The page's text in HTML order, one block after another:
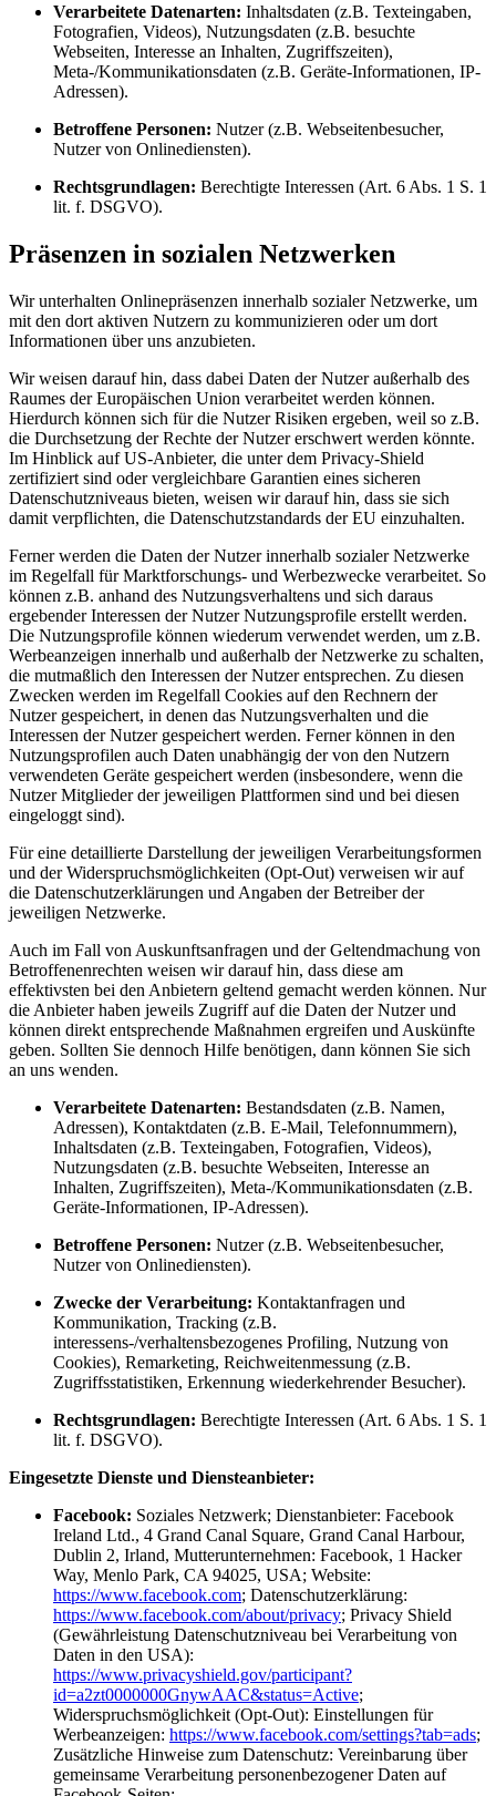
Verarbeitete Datenarten: Inhaltsdaten (z.B. Texteingaben,
Fotografien, Videos), Nutzungsdaten (z.B. besuchte
Webseiten, Interesse an Inhalten, Zugriffszeiten),
Meta-/Kommunikationsdaten (z.B. Geräte-Informationen, IP-
Adressen).
Betroffene Personen: Nutzer (z.B. Webseitenbesucher,
Nutzer von Onlinediensten).
Rechtsgrundlagen: Berechtigte Interessen (Art. 6 Abs. 1 S. 1
lit. f. DSGVO).
Präsenzen in sozialen Netzwerken
Wir unterhalten Onlinepräsenzen innerhalb sozialer Netzwerke, um
mit den dort aktiven Nutzern zu kommunizieren oder um dort
Informationen über uns anzubieten.
Wir weisen darauf hin, dass dabei Daten der Nutzer außerhalb des
Raumes der Europäischen Union verarbeitet werden können.
Hierdurch können sich für die Nutzer Risiken ergeben, weil so z.B.
die Durchsetzung der Rechte der Nutzer erschwert werden könnte.
Im Hinblick auf US-Anbieter, die unter dem Privacy-Shield
zertifiziert sind oder vergleichbare Garantien eines sicheren
Datenschutzniveaus bieten, weisen wir darauf hin, dass sie sich
damit verpflichten, die Datenschutzstandards der EU einzuhalten.
Ferner werden die Daten der Nutzer innerhalb sozialer Netzwerke
im Regelfall für Marktforschungs- und Werbezwecke verarbeitet. So
können z.B. anhand des Nutzungsverhaltens und sich daraus
ergebender Interessen der Nutzer Nutzungsprofile erstellt werden.
Die Nutzungsprofile können wiederum verwendet werden, um z.B.
Werbeanzeigen innerhalb und außerhalb der Netzwerke zu schalten,
die mutmaßlich den Interessen der Nutzer entsprechen. Zu diesen
Zwecken werden im Regelfall Cookies auf den Rechnern der
Nutzer gespeichert, in denen das Nutzungsverhalten und die
Interessen der Nutzer gespeichert werden. Ferner können in den
Nutzungsprofilen auch Daten unabhängig der von den Nutzern
verwendeten Geräte gespeichert werden (insbesondere, wenn die
Nutzer Mitglieder der jeweiligen Plattformen sind und bei diesen
eingeloggt sind).
Für eine detaillierte Darstellung der jeweiligen Verarbeitungsformen
und der Widerspruchsmöglichkeiten (Opt-Out) verweisen wir auf
die Datenschutzerklärungen und Angaben der Betreiber der
jeweiligen Netzwerke.
Auch im Fall von Auskunftsanfragen und der Geltendmachung von
Betroffenenrechten weisen wir darauf hin, dass diese am
effektivsten bei den Anbietern geltend gemacht werden können. Nur
die Anbieter haben jeweils Zugriff auf die Daten der Nutzer und
können direkt entsprechende Maßnahmen ergreifen und Auskünfte
geben. Sollten Sie dennoch Hilfe benötigen, dann können Sie sich
an uns wenden.
Verarbeitete Datenarten: Bestandsdaten (z.B. Namen,
Adressen), Kontaktdaten (z.B. E-Mail, Telefonnummern),
Inhaltsdaten (z.B. Texteingaben, Fotografien, Videos),
Nutzungsdaten (z.B. besuchte Webseiten, Interesse an
Inhalten, Zugriffszeiten), Meta-/Kommunikationsdaten (z.B.
Geräte-Informationen, IP-Adressen).
Betroffene Personen: Nutzer (z.B. Webseitenbesucher,
Nutzer von Onlinediensten).
Zwecke der Verarbeitung: Kontaktanfragen und
Kommunikation, Tracking (z.B.
interessens-/verhaltensbezogenes Profiling, Nutzung von
Cookies), Remarketing, Reichweitenmessung (z.B.
Zugriffsstatistiken, Erkennung wiederkehrender Besucher).
Rechtsgrundlagen: Berechtigte Interessen (Art. 6 Abs. 1 S. 1
lit. f. DSGVO).
Eingesetzte Dienste und Diensteanbieter:
Facebook: Soziales Netzwerk; Dienstanbieter: Facebook
Ireland Ltd., 4 Grand Canal Square, Grand Canal Harbour,
Dublin 2, Irland, Mutterunternehmen: Facebook, 1 Hacker
Way, Menlo Park, CA 94025, USA; Website:
https://www.facebook.com; Datenschutzerklärung:
https://www.facebook.com/about/privacy; Privacy Shield
(Gewährleistung Datenschutzniveau bei Verarbeitung von
Daten in den USA):
https://www.privacyshield.gov/participant?
id=a2zt0000000GnywAAC&status=Active;
Widerspruchsmöglichkeit (Opt-Out): Einstellungen für
Werbeanzeigen: https://www.facebook.com/settings?tab=ads;
Zusätzliche Hinweise zum Datenschutz: Vereinbarung über
gemeinsame Verarbeitung personenbezogener Daten auf